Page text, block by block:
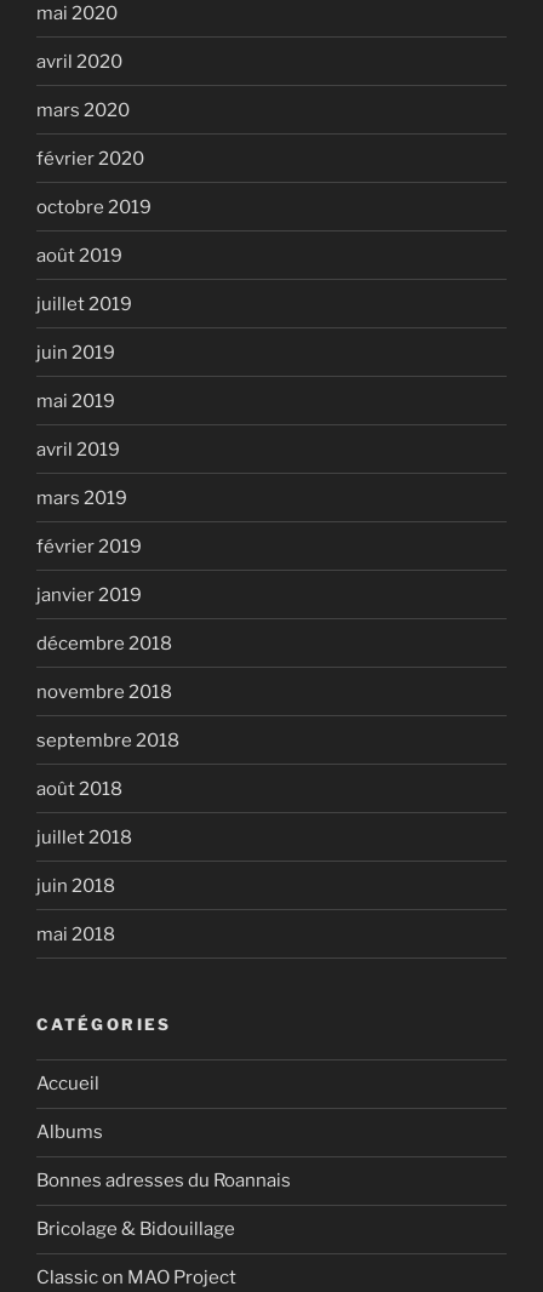
mai 2020
avril 2020
mars 2020
février 2020
octobre 2019
août 2019
juillet 2019
juin 2019
mai 2019
avril 2019
mars 2019
février 2019
janvier 2019
décembre 2018
novembre 2018
septembre 2018
août 2018
juillet 2018
juin 2018
mai 2018
CATÉGORIES
Accueil
Albums
Bonnes adresses du Roannais
Bricolage & Bidouillage
Classic on MAO Project